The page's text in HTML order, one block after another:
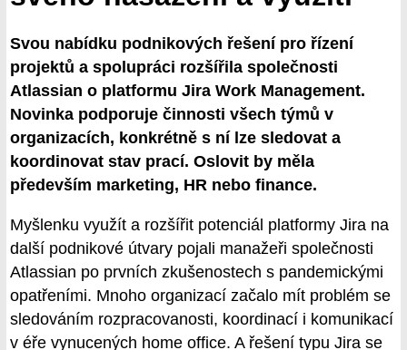
Svou nabídku podnikových řešení pro řízení
projektů a spolupráci rozšířila společnosti
Atlassian o platformu Jira Work Management.
Novinka podporuje činnosti všech týmů v
organizacích, konkrétně s ní lze sledovat a
koordinovat stav prací. Oslovit by měla
především marketing, HR nebo finance.
Myšlenku využít a rozšířit potenciál platformy Jira na
další podnikové útvary pojali manažeři společnosti
Atlassian po prvních zkušenostech s pandemickými
opatřeními. Mnoho organizací začalo mít problém se
sledováním rozpracovanosti, koordinací i komunikací
v éře vynucených home office. A řešení typu Jira se